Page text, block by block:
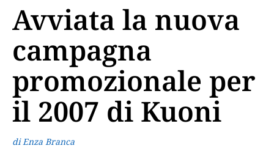
Avviata la nuova
campagna
promozionale per
il 2007 di Kuoni
di Enza Branca